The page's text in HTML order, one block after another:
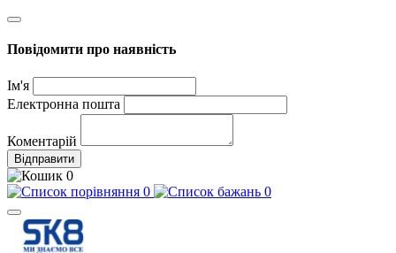
Повідомити про наявність
Ім'я
Електронна пошта
Коментарій
Відправити
0
0
0